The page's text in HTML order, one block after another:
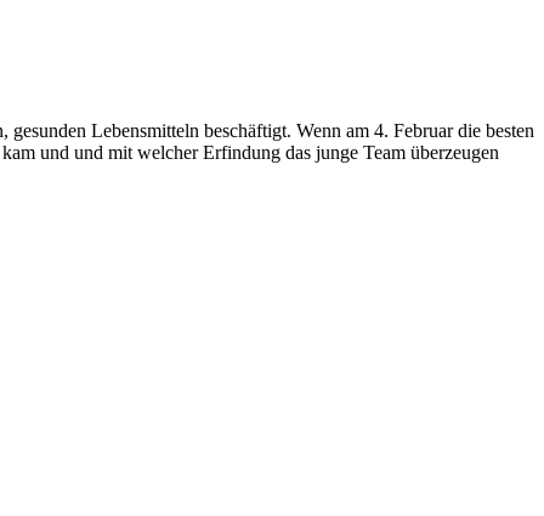
Lebensmitteln beschäftigt. Wenn am 4. Februar die besten
und und mit welcher Erfindung das junge Team überzeugen